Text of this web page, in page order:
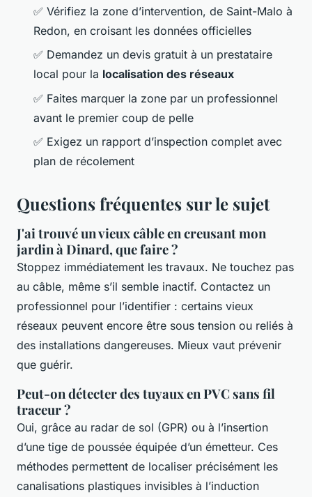
✅ Vérifiez la zone d’intervention, de Saint-Malo à
Redon, en croisant les données officielles
✅ Demandez un devis gratuit à un prestataire
local pour la localisation des réseaux
✅ Faites marquer la zone par un professionnel
avant le premier coup de pelle
✅ Exigez un rapport d’inspection complet avec
plan de récolement
Questions fréquentes sur le sujet
J'ai trouvé un vieux câble en creusant mon
jardin à Dinard, que faire ?
Stoppez immédiatement les travaux. Ne touchez pas
au câble, même s’il semble inactif. Contactez un
professionnel pour l’identifier : certains vieux
réseaux peuvent encore être sous tension ou reliés à
des installations dangereuses. Mieux vaut prévenir
que guérir.
Peut-on détecter des tuyaux en PVC sans fil
traceur ?
Oui, grâce au radar de sol (GPR) ou à l’insertion
d’une tige de poussée équipée d’un émetteur. Ces
méthodes permettent de localiser précisément les
canalisations plastiques invisibles à l’induction